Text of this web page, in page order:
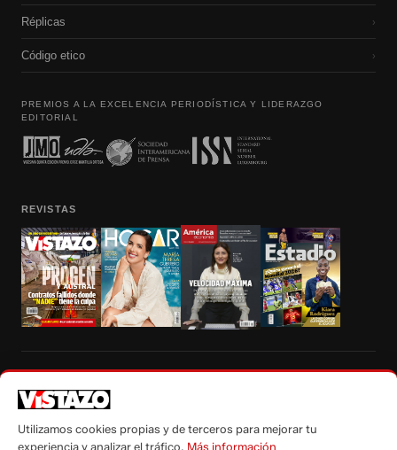
Réplicas ›
Código etico ›
PREMIOS A LA EXCELENCIA PERIODÍSTICA Y LIDERAZGO
EDITORIAL
REVISTAS
autorización escrita de su titular, de todos los contenidos de Vistazo.com.
Utilizamos cookies propias y de terceros para mejorar tu
experiencia y analizar el tráfico. Más información